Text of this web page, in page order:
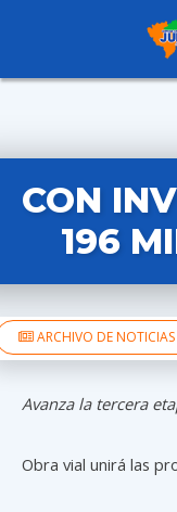
CON
196
ARCHIVO DE NOTICIAS
Avanza la tercera
Obra vial unirá las